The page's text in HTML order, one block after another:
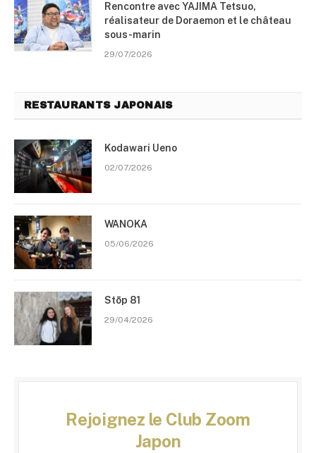
Rencontre avec YAJIMA Tetsuo,
réalisateur de Doraemon et le château
sous-marin
29/07/2026
RESTAURANTS JAPONAIS
Kodawari Ueno
02/07/2026
WANOKA
05/06/2026
Stōp 81
29/04/2026
Rejoignez le Club Zoom
Japon